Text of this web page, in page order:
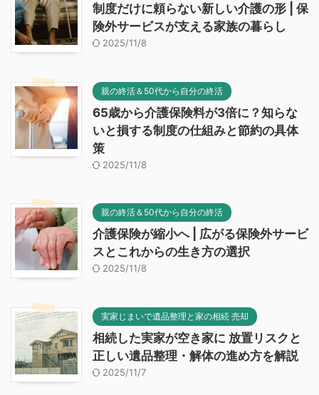
制度だけに頼らない新しい介護の形 | 保
険外サービスが支える家族の暮らし
2025/11/8
親の終活＆50代から自分の終活
65歳から介護保険料が3倍に？知らな
いと損する制度の仕組みと節約の具体
策
2025/11/8
親の終活＆50代から自分の終活
介護保険が縮小へ | 広がる保険外サービ
スとこれからの生き方の選択
2025/11/8
実家じまいで遺品整理と家の相続 売却
相続した実家が空き家に 放置リスクと
正しい遺品整理・解体の進め方を解説
2025/11/7